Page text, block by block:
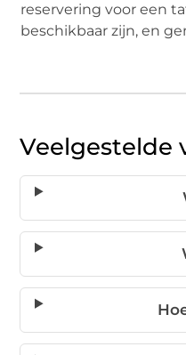
reservering voor een
beschikbaar zijn, en
Veelgestelde